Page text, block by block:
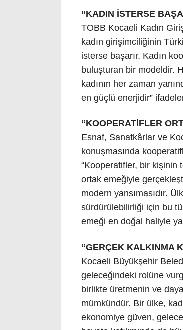
“KADIN İSTERSE
TOBB Kocaeli Kadın
kadın girişimciliğinin
isterse başarır. Kadın
buluşturan bir modeldir.
kadının her zaman
en güçlü enerjidir”
“KOOPERATİFLER
Esnaf, Sanatkârlar ve
konuşmasında
“Kooperatifler, bir kişinin
ortak emeğiyle
modern yansımasıdır.
sürdürülebilirliği için bu
emeği en doğal haliyle
“GERÇEK KALKINMA
Kocaeli Büyükşehir
geleceğindeki rolüne
birlikte üretmenin ve
mümkündür. Bir ülke,
ekonomiye güven,